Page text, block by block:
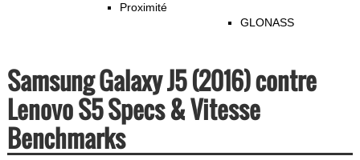
Proximité
GLONASS
Samsung Galaxy J5 (2016) contre
Lenovo S5 Specs & Vitesse
Benchmarks